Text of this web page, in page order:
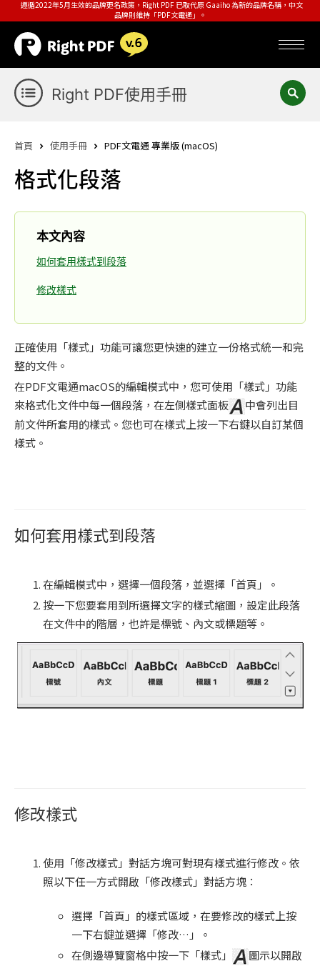
遵循2022年5月生效的品牌更名政策，Right PDF 已取代原 Gaaiho 為新的品牌名稱，中文
品牌則維持「PDF文電通」。
Right PDF使用手冊
首頁 使用手冊 PDF文電通 專業版 (macOS)
格式化段落
本文內容
如何套用樣式到段落
修改樣式
正確使用「樣式」功能可讓您更快速的建立一份格式統一和完
整的文件。
在PDF文電通macOS的編輯模式中，您可使用「樣式」功能
來格式化文件中每一個段落，在左側樣式面板
中會列出目
前文件所套用的樣式。您也可在樣式上按一下右鍵以自訂某個
樣式。
如何套用樣式到段落
在編輯模式中，選擇一個段落，並選擇「首頁」。
按一下您要套用到所選擇文字的樣式縮圖，設定此段落
在文件中的階層，也許是標號、內文或標題等。
修改樣式
使用「修改樣式」對話方塊可對現有樣式進行修改。依
照以下任一方式開啟「修改樣式」對話方塊：
選擇「首頁」的樣式區域，在要修改的樣式上按
一下右鍵並選擇「修改…」。
在側邊導覽窗格中按一下「樣式」
圖示以開啟